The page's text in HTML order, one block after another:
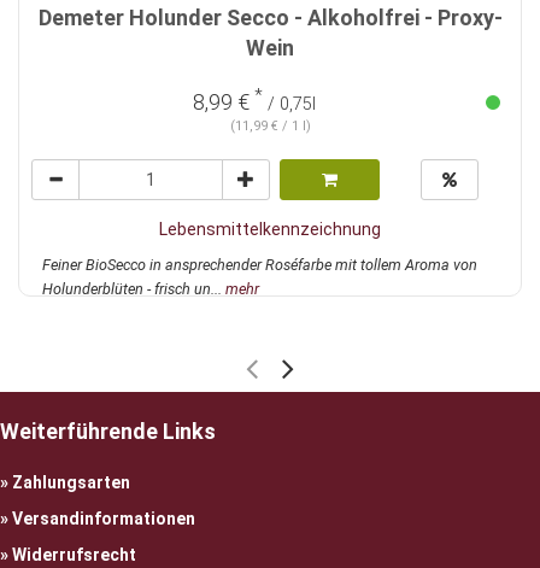
Demeter Holunder Secco - Alkoholfrei - Proxy-
Wein
8,99 € * / 0,75l
(11,99 € / 1 l)
Lebensmittelkennzeichnung
Feiner BioSecco in ansprechender Roséfarbe mit tollem Aroma von
Holunderblüten - frisch un... mehr
Weiterführende Links
Zahlungsarten
Versandinformationen
Widerrufsrecht